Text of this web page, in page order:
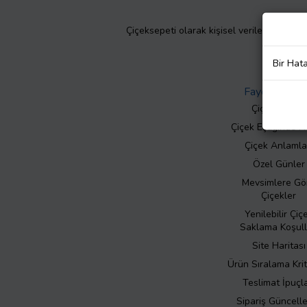
Çiçeksepeti olarak kişisel verilerinizin
Faydalı Bilgiler
Çiçek Bakımı
Çiçek Eşliğinde
Çiçek
Özel Günler
Mevsimlere
Çiçekler
Yenilebilir
Saklama
Site Haritası
Ürün Sıralama
Teslimat
Sipariş
Bir